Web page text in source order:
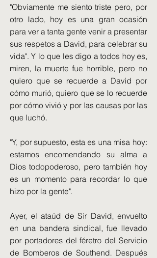
"Obviamente me siento triste pero, por
otro lado, hoy es una gran ocasión
para ver a tanta gente venir a presentar
sus respetos a David, para celebrar su
vida". Y lo que les digo a todos hoy es,
miren, la muerte fue horrible, pero no
quiero que se recuerde a David por
cómo murió, quiero que se lo recuerde
por cómo vivió y por las causas por las
que luchó.
"Y, por supuesto, esta es una misa hoy:
estamos encomendando su alma a
Dios todopoderoso, pero también hoy
es un momento para recordar lo que
hizo por la gente".
Ayer, el ataúd de Sir David, envuelto
en una bandera sindical, fue llevado
por portadores del féretro del Servicio
de Bomberos de Southend. Después